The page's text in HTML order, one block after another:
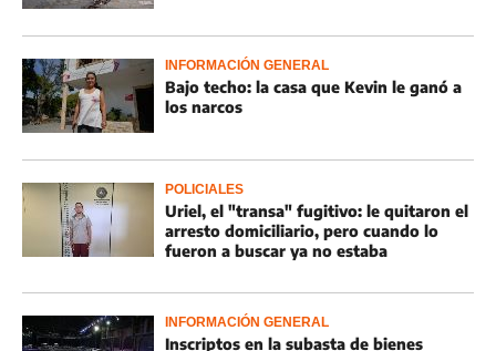
INFORMACIÓN GENERAL
Bajo techo: la casa que Kevin le ganó a
los narcos
POLICIALES
Uriel, el "transa" fugitivo: le quitaron el
arresto domiciliario, pero cuando lo
fueron a buscar ya no estaba
INFORMACIÓN GENERAL
Inscriptos en la subasta de bienes